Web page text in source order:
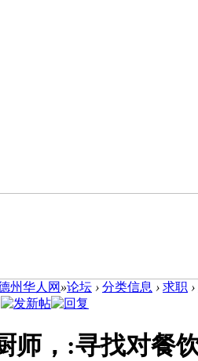
州华人网 »论坛 › 分类信息 › 求职 ›
师，:寻找对餐